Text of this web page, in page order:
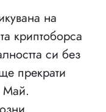
на
криптоборса
си без
прекрати
Май.